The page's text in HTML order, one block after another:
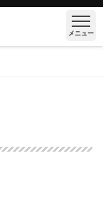
メニュー